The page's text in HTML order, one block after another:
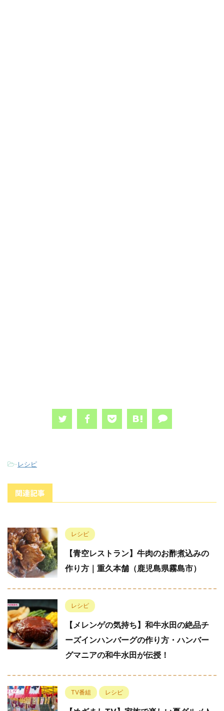
-レシピ
関連記事
レシピ
【青空レストラン】牛肉のお酢煮込みの
作り方｜重久本舗（鹿児島県霧島市）
レシピ
【メレンゲの気持ち】和牛水田の絶品チ
ーズインハンバーグの作り方・ハンバー
グマニアの和牛水田が伝授！
TV番組 レシピ